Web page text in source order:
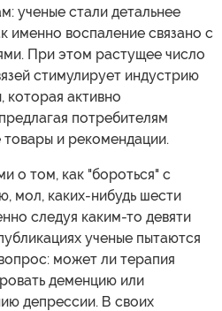
ученые стали детальнее
именно воспаление связано с
При этом растущее число
стимулирует индустрию
которая активно
потребителям
и рекомендации.
о том, как "бороться" с
мол, каких-нибудь шести
следуя каким-то девяти
ученые пытаются
может ли терапия
деменцию или
депрессии. В своих